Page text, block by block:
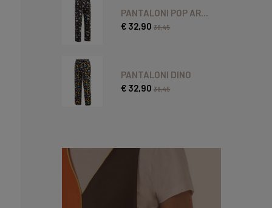
PANTALONI POP AR...
€ 32,9038,45
PANTALONI DINO
€ 32,9038,45